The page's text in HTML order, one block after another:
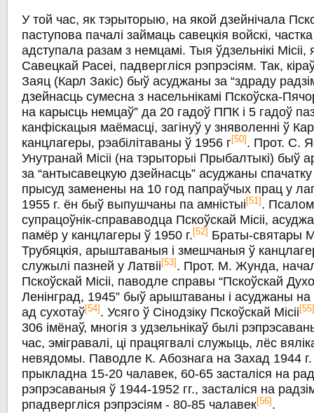
У той час, як тэрыторыю, на якой дзейнічала
паступова пачалі займаць савецкія войскі,
адступала разам з немцамі. Тыя ўдзельнікі Місіі,
Савецкай Расеі, падвергліся рэпрэсіям. Так,
Заяц (Карл Закіс) быў асуджаны за “здраду
дзейнасць сумесна з насельнікамі Пскоўска-
на карысць немцаў” да 20 гадоў ППК і 5 гадоў
канфіскацыя маёмасці, загінуў у зняволенні ў
канцлагеры, рэабілітаваны ў 1956 г [50] . Прот. С.
Унутранай Місіі (на тэрыторыі Прыбалтыкі)
за “антысавецкую дзейнасць” асуджаны
прысуд заменены на 10 год папраўчых прац у
1955 г. ён быў выпушчаны па амністыі [51] .
супрацоўнік-справаводца Пскоўскай Місіі,
памёр у канцлагеры ў 1950 г. [52] Браты-святары
Трубяцкія, арыштаваныя і змешчаныя ў
служылі пазней у Латвіі [53] . Прот. М. Жунда,
Пскоўскай Місіі, паводле справы “Пскоўскай
Ленінград, 1945” быў арыштаваны і асуджаны на
ад сухотаў[54] . Усяго ў Сінодзіку Пскоўскай Місіі
306 імёнаў, многія з удзельнікаў былі
час, эмігравалі, ці працягвалі служыць, лёс
невядомы. Паводле К. Абознага на Захад 1944
прыкладна 15-20 чалавек, 60-65 засталіся на
рэпрэсаваныя ў 1944-1952 гг., засталіся на
рпадвергліся рэпрэсіям - 80-85 чалавек[56] .